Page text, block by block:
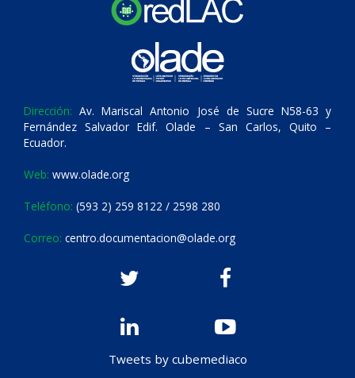
Dirección: Av. Mariscal Antonio José de Sucre N58-63 y
Fernández Salvador Edif. Olade – San Carlos, Quito –
Ecuador.
Web: www.olade.org
Teléfono: (593 2) 259 8122 / 2598 280
Correo: centro.documentacion@olade.org
Tweets by cubemediaco